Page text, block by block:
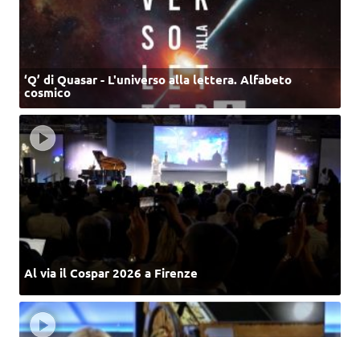
‘Q’ di Quasar - L'universo alla lettera. Alfabeto
cosmico
Al via il Cospar 2026 a Firenze